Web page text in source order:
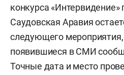
конкурса «Интервидение»
Саудовская Аравия
следующего
появившиеся в СМИ
Точные дата и место